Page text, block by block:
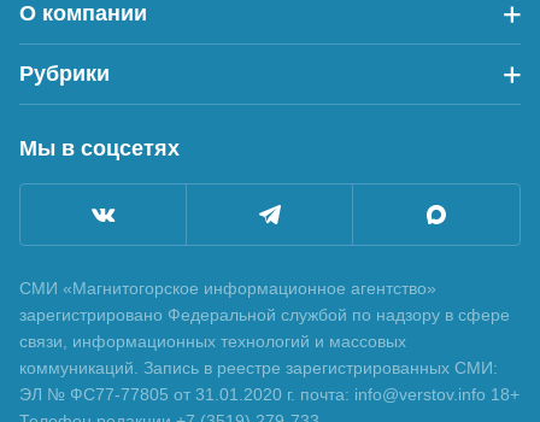
О компании
Рубрики
Мы в соцсетях
СМИ «Магнитогорское информационное агентство»
зарегистрировано Федеральной службой по надзору в сфере
связи, информационных технологий и массовых
коммуникаций. Запись в реестре зарегистрированных СМИ:
ЭЛ № ФС77-77805 от 31.01.2020 г. почта: info@verstov.info 18+